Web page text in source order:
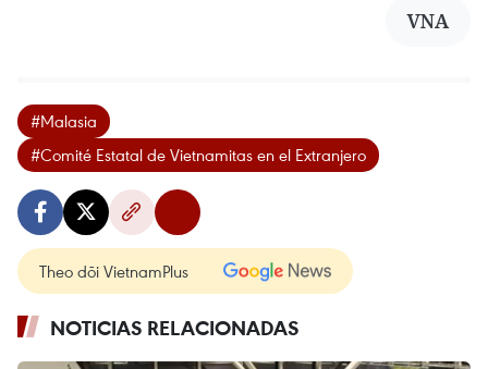
VNA
#Malasia
#Comité Estatal de Vietnamitas en el Extranjero
Theo dõi VietnamPlus
NOTICIAS RELACIONADAS